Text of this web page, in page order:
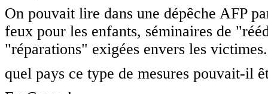
On pouvait lire dans une dépêche AFP
feux pour les enfants, séminaires de
"réparations" exigées envers les
quel pays ce type de mesures pouvait-il